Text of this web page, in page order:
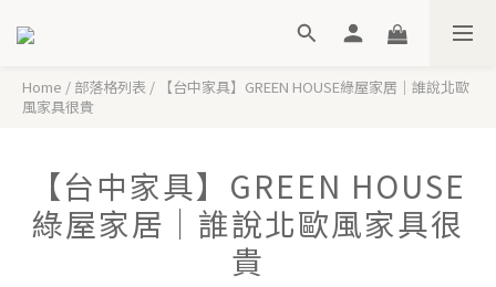
Home / 部落格列表 /
【台中家具】GREEN HOUSE綠屋家居｜誰說北歐
風家具很貴
【台中家具】GREEN HOUSE
綠屋家居｜誰說北歐風家具很
貴